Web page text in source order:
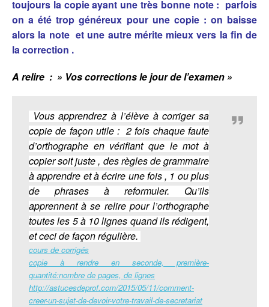
toujours la copie ayant une très bonne note : parfois
on a été trop généreux pour une copie : on baisse
alors la note et une autre mérite mieux vers la fin de
la correction .
A relire : » Vos corrections le jour de l’examen »
Vous apprendrez à l’élève à corriger sa
copie de façon utile : 2 fois chaque faute
d’orthographe en vérifiant que le mot à
copier soit juste , des règles de grammaire
à apprendre et à écrire une fois , 1 ou plus
de phrases à reformuler. Qu’ils
apprennent à se relire pour l’orthographe
toutes les 5 à 10 lignes quand ils rédigent,
et ceci de façon régulière.
cours de corrigés
copie à rendre en seconde, première-
quantité:nombre de pages, de lignes
http://astucesdeprof.com/2015/05/11/comment-
creer-un-sujet-de-devoir-votre-travail-de-secretariat